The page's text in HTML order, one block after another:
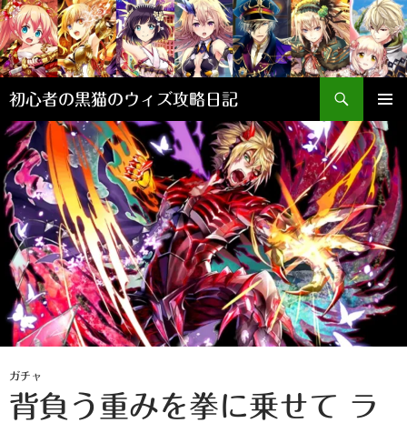
初心者の黒猫のウィズ攻略日記
検
索
メインメ
ニュー
ン
テ
ン
ツ
へ
ス
キ
ッ
プ
ガチャ
背負う重みを拳に乗せて ラ